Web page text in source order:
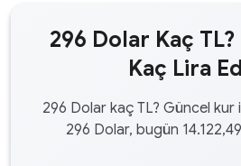
296 Dolar Kaç
Kaç Lira
296 Dolar kaç TL? Güncel kur
296 Dolar, bugün